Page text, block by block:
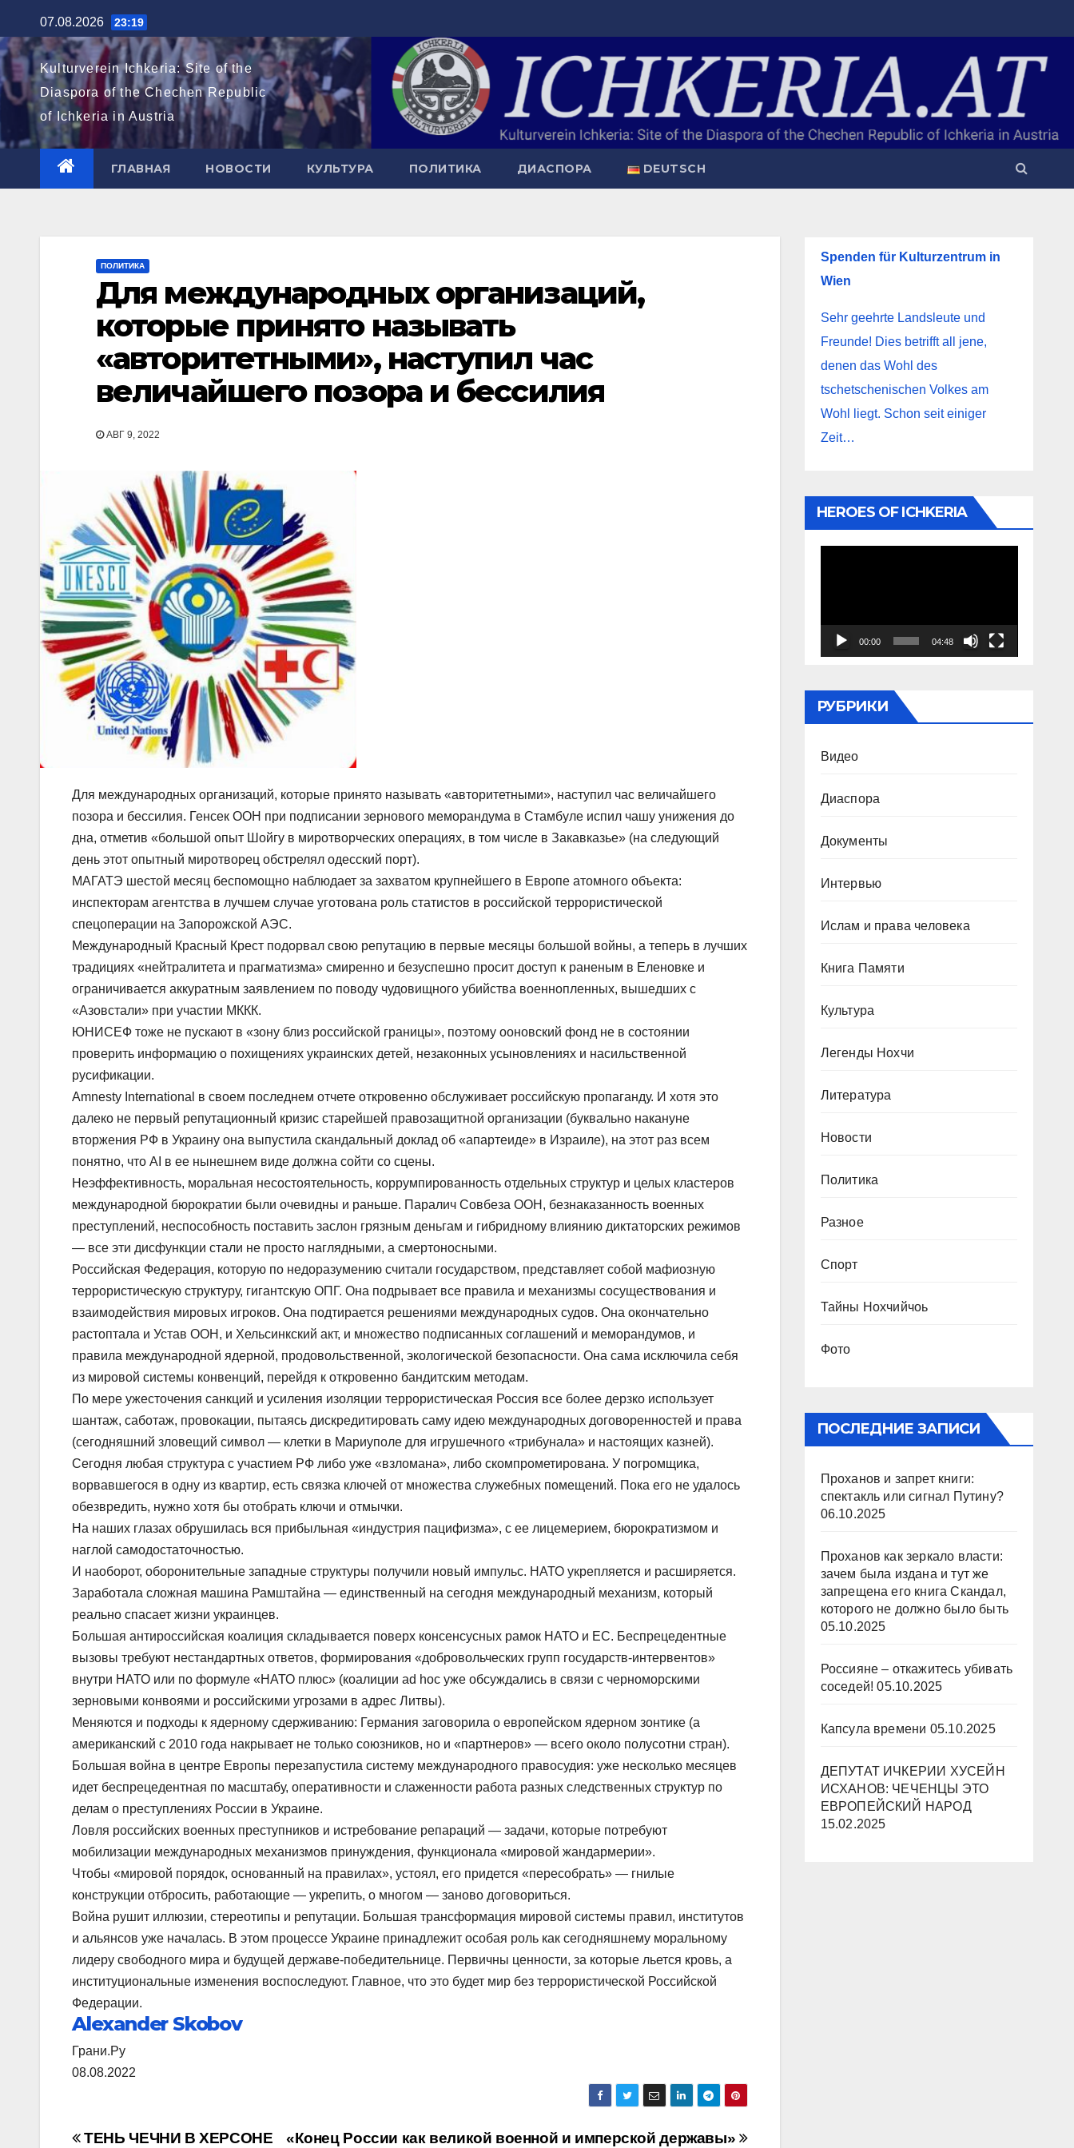
к
содержимому
07.08.2026 23:19
Kulturverein Ichkeria: Site of the
Diaspora of the Chechen Republic
of Ichkeria in Austria
ГЛАВНАЯ НОВОСТИ КУЛЬТУРА ПОЛИТИКА ДИАСПОРА DEUTSCH
ПОЛИТИКА
Для международных организаций,
которые принято называть
«авторитетными», наступил час
величайшего позора и бессилия
АВГ 9, 2022
Для международных организаций, которые принято называть «авторитетными», наступил час величайшего
позора и бессилия. Генсек ООН при подписании зернового меморандума в Стамбуле испил чашу унижения до
дна, отметив «большой опыт Шойгу в миротворческих операциях, в том числе в Закавказье» (на следующий
день этот опытный миротворец обстрелял одесский порт).
МАГАТЭ шестой месяц беспомощно наблюдает за захватом крупнейшего в Европе атомного объекта:
инспекторам агентства в лучшем случае уготована роль статистов в российской террористической
спецоперации на Запорожской АЭС.
Международный Красный Крест подорвал свою репутацию в первые месяцы большой войны, а теперь в лучших
традициях «нейтралитета и прагматизма» смиренно и безуспешно просит доступ к раненым в Еленовке и
ограничивается аккуратным заявлением по поводу чудовищного убийства военнопленных, вышедших с
«Азовстали» при участии МККК.
ЮНИСЕФ тоже не пускают в «зону близ российской границы», поэтому ооновский фонд не в состоянии
проверить информацию о похищениях украинских детей, незаконных усыновлениях и насильственной
русификации.
Amnesty International в своем последнем отчете откровенно обслуживает российскую пропаганду. И хотя это
далеко не первый репутационный кризис старейшей правозащитной организации (буквально накануне
вторжения РФ в Украину она выпустила скандальный доклад об «апартеиде» в Израиле), на этот раз всем
понятно, что AI в ее нынешнем виде должна сойти со сцены.
Неэффективность, моральная несостоятельность, коррумпированность отдельных структур и целых кластеров
международной бюрократии были очевидны и раньше. Паралич Совбеза ООН, безнаказанность военных
преступлений, неспособность поставить заслон грязным деньгам и гибридному влиянию диктаторских режимов
— все эти дисфункции стали не просто наглядными, а смертоносными.
Российская Федерация, которую по недоразумению считали государством, представляет собой мафиозную
террористическую структуру, гигантскую ОПГ. Она подрывает все правила и механизмы сосуществования и
взаимодействия мировых игроков. Она подтирается решениями международных судов. Она окончательно
растоптала и Устав ООН, и Хельсинкский акт, и множество подписанных соглашений и меморандумов, и
правила международной ядерной, продовольственной, экологической безопасности. Она сама исключила себя
из мировой системы конвенций, перейдя к откровенно бандитским методам.
По мере ужесточения санкций и усиления изоляции террористическая Россия все более дерзко использует
шантаж, саботаж, провокации, пытаясь дискредитировать саму идею международных договоренностей и права
(сегодняшний зловещий символ — клетки в Мариуполе для игрушечного «трибунала» и настоящих казней).
Сегодня любая структура с участием РФ либо уже «взломана», либо скомпрометирована. У погромщика,
ворвавшегося в одну из квартир, есть связка ключей от множества служебных помещений. Пока его не удалось
обезвредить, нужно хотя бы отобрать ключи и отмычки.
На наших глазах обрушилась вся прибыльная «индустрия пацифизма», с ее лицемерием, бюрократизмом и
наглой самодостаточностью.
И наоборот, оборонительные западные структуры получили новый импульс. НАТО укрепляется и расширяется.
Заработала сложная машина Рамштайна — единственный на сегодня международный механизм, который
реально спасает жизни украинцев.
Большая антироссийская коалиция складывается поверх консенсусных рамок НАТО и ЕС. Беспрецедентные
вызовы требуют нестандартных ответов, формирования «добровольческих групп государств-интервентов»
внутри НАТО или по формуле «НАТО плюс» (коалиции ad hoc уже обсуждались в связи с черноморскими
зерновыми конвоями и российскими угрозами в адрес Литвы).
Меняются и подходы к ядерному сдерживанию: Германия заговорила о европейском ядерном зонтике (а
американский с 2010 года накрывает не только союзников, но и «партнеров» — всего около полусотни стран).
Большая война в центре Европы перезапустила систему международного правосудия: уже несколько месяцев
идет беспрецедентная по масштабу, оперативности и слаженности работа разных следственных структур по
делам о преступлениях России в Украине.
Ловля российских военных преступников и истребование репараций — задачи, которые потребуют
мобилизации международных механизмов принуждения, функционала «мировой жандармерии».
Чтобы «мировой порядок, основанный на правилах», устоял, его придется «пересобрать» — гнилые
конструкции отбросить, работающие — укрепить, о многом — заново договориться.
Война рушит иллюзии, стереотипы и репутации. Большая трансформация мировой системы правил, институтов
и альянсов уже началась. В этом процессе Украине принадлежит особая роль как сегодняшнему моральному
лидеру свободного мира и будущей державе-победительнице. Первичны ценности, за которые льется кровь, а
институциональные изменения воспоследуют. Главное, что это будет мир без террористической Российской
Федерации.
Alexander Skobov
Грани.Ру
08.08.2022
Навигация
«Конец России как великой военной и имперской державы»
ТЕНЬ ЧЕЧНИ В ХЕРСОНЕ
Spenden für Kulturzentrum in
Wien
Sehr geehrte Landsleute und
Freunde! Dies betrifft all jene,
denen das Wohl des
tschetschenischen Volkes am
Wohl liegt. Schon seit einiger
Zeit…
HEROES OF ICHKERIA
00:00 04:48
РУБРИКИ
Видео
Диаспора
Документы
Интервью
Ислам и права человека
Книга Памяти
Культура
Легенды Нохчи
Литература
Новости
Политика
Разное
Спорт
Тайны Нохчийчоь
Фото
ПОСЛЕДНИЕ ЗАПИСИ
Проханов и запрет книги:
спектакль или сигнал Путину?
06.10.2025
Проханов как зеркало власти:
зачем была издана и тут же
запрещена его книга Скандал,
которого не должно было быть
05.10.2025
Россияне – откажитесь убивать
соседей! 05.10.2025
Капсула времени 05.10.2025
ДЕПУТАТ ИЧКЕРИИ ХУСЕЙН
ИСХАНОВ: ЧЕЧЕНЦЫ ЭТО
ЕВРОПЕЙСКИЙ НАРОД
15.02.2025